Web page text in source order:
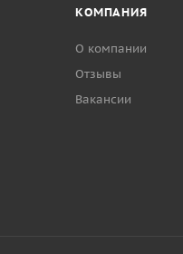
КОМПАНИЯ
О компании
Отзывы
Вакансии